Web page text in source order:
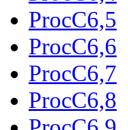
ProcC6,5
ProcC6,6
ProcC6,7
ProcC6,8